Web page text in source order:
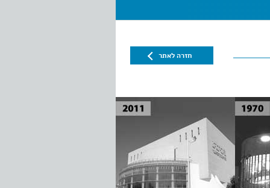
חזרה לאתר